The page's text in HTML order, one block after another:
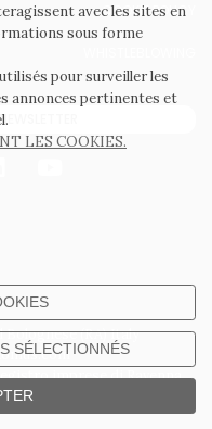
Bolognese (RA) Italy
imprese di Ravenna
Sociale Euro 20.000.000 i.v.
COOKIE POLICY
avec les sites en
sous forme
pour surveiller les
annonces pertinentes et
LES COOKIES.
SÉLECTIONNÉS